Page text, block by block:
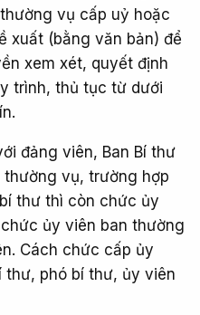
vụ cấp uỷ hoặc
xuất (bằng văn bản) để
xem xét, quyết định
trình, thủ tục từ dưới
đảng viên, Ban Bí thư
vụ, trường hợp
thư thì còn chức ủy
ủy viên ban thường
Cách chức cấp ủy
phó bí thư, ủy viên